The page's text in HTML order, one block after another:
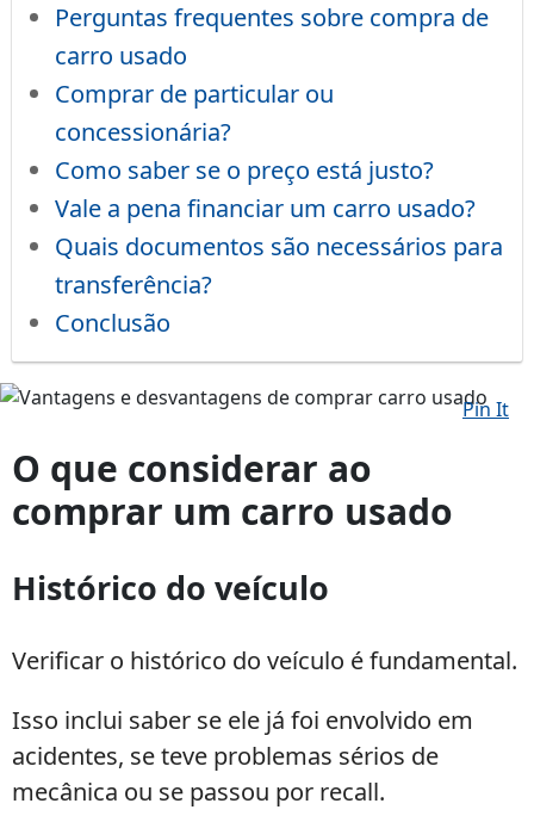
Perguntas frequentes sobre compra de
carro usado
Comprar de particular ou
concessionária?
Como saber se o preço está justo?
Vale a pena financiar um carro usado?
Quais documentos são necessários para
transferência?
Conclusão
desvantagens
de
usado
Pin It
O que considerar ao
comprar um carro usado
Histórico do veículo
Verificar o histórico do veículo é fundamental.
Isso inclui saber se ele já foi envolvido em
acidentes, se teve problemas sérios de
mecânica ou se passou por recall.